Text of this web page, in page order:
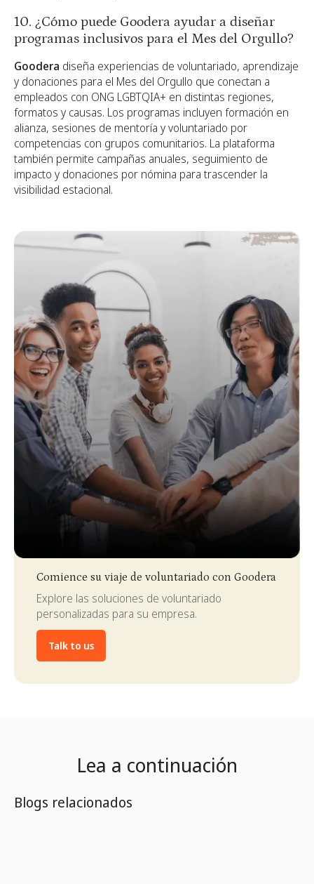
10. ¿Cómo puede Goodera ayudar a diseñar
programas inclusivos para el Mes del Orgullo?
Goodera diseña experiencias de voluntariado, aprendizaje
y donaciones para el Mes del Orgullo que conectan a
empleados con ONG LGBTQIA+ en distintas regiones,
formatos y causas. Los programas incluyen formación en
alianza, sesiones de mentoría y voluntariado por
competencias con grupos comunitarios. La plataforma
también permite campañas anuales, seguimiento de
impacto y donaciones por nómina para trascender la
visibilidad estacional.
Comience su viaje de voluntariado con Goodera
Explore las soluciones de voluntariado
personalizadas para su empresa.
Talk to us
Lea a continuación
Blogs relacionados